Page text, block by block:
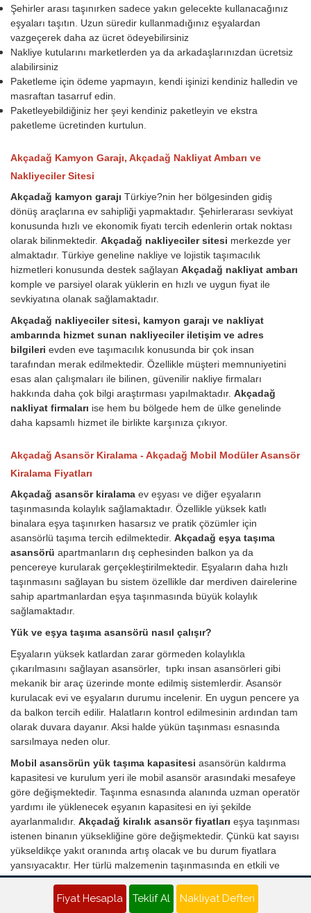
Şehirler arası taşınırken sadece yakın gelecekte kullanacağınız
eşyaları taşıtın. Uzun süredir kullanmadığınız eşyalardan
vazgeçerek daha az ücret ödeyebilirsiniz
Nakliye kutularını marketlerden ya da arkadaşlarınızdan ücretsiz
alabilirsiniz
Paketleme için ödeme yapmayın, kendi işinizi kendiniz halledin ve
masraftan tasarruf edin.
Paketleyebildiğiniz her şeyi kendiniz paketleyin ve ekstra
paketleme ücretinden kurtulun.
Akçadağ Kamyon Garajı, Akçadağ Nakliyat Ambarı ve
Nakliyeciler Sitesi
Akçadağ kamyon garajı Türkiye?nin her bölgesinden gidiş
dönüş araçlarına ev sahipliği yapmaktadır. Şehirlerarası sevkiyat
konusunda hızlı ve ekonomik fiyatı tercih edenlerin ortak noktası
olarak bilinmektedir. Akçadağ nakliyeciler sitesi merkezde yer
almaktadır. Türkiye geneline nakliye ve lojistik taşımacılık
hizmetleri konusunda destek sağlayan Akçadağ nakliyat ambarı
komple ve parsiyel olarak yüklerin en hızlı ve uygun fiyat ile
sevkiyatına olanak sağlamaktadır.
Akçadağ nakliyeciler sitesi, kamyon garajı ve nakliyat
ambarında hizmet sunan nakliyeciler iletişim ve adres
bilgileri evden eve taşımacılık konusunda bir çok insan
tarafından merak edilmektedir. Özellikle müşteri memnuniyetini
esas alan çalışmaları ile bilinen, güvenilir nakliye firmaları
hakkında daha çok bilgi araştırması yapılmaktadır. Akçadağ
nakliyat firmaları ise hem bu bölgede hem de ülke genelinde
daha kapsamlı hizmet ile birlikte karşınıza çıkıyor.
Akçadağ Asansör Kiralama - Akçadağ Mobil Modüler Asansör
Kiralama Fiyatları
Akçadağ asansör kiralama ev eşyası ve diğer eşyaların
taşınmasında kolaylık sağlamaktadır. Özellikle yüksek katlı
binalara eşya taşınırken hasarsız ve pratik çözümler için
asansörlü taşıma tercih edilmektedir. Akçadağ eşya taşıma
asansörü apartmanların dış cephesinden balkon ya da
pencereye kurularak gerçekleştirilmektedir. Eşyaların daha hızlı
taşınmasını sağlayan bu sistem özellikle dar merdiven dairelerine
sahip apartmanlardan eşya taşınmasında büyük kolaylık
sağlamaktadır.
Yük ve eşya taşıma asansörü nasıl çalışır?
Eşyaların yüksek katlardan zarar görmeden kolaylıkla
çıkarılmasını sağlayan asansörler, tıpkı insan asansörleri gibi
mekanik bir araç üzerinde monte edilmiş sistemlerdir. Asansör
kurulacak evi ve eşyaların durumu incelenir. En uygun pencere ya
da balkon tercih edilir. Halatların kontrol edilmesinin ardından tam
olarak duvara dayanır. Aksi halde yükün taşınması esnasında
sarsılmaya neden olur.
Mobil asansörün yük taşıma kapasitesi asansörün kaldırma
kapasitesi ve kurulum yeri ile mobil asansör arasındaki mesafeye
göre değişmektedir. Taşınma esnasında alanında uzman operatör
yardımı ile yüklenecek eşyanın kapasitesi en iyi şekilde
ayarlanmalıdır. Akçadağ kiralık asansör fiyatları eşya taşınması
istenen binanın yüksekliğine göre değişmektedir. Çünkü kat sayısı
yükseldikçe yakıt oranında artış olacak ve bu durum fiyatlara
yansıyacaktır. Her türlü malzemenin taşınmasında en etkili ve
pratik çözümü sunan asansör kiralama ile artık nakliye süreci
stressiz ve sorunsuz şekilde giderilmektedir.
Fiyat Hesapla Teklif Al Nakliyat Defteri